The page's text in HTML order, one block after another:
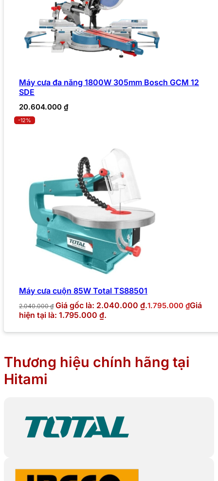
Máy cưa đa năng 1800W 305mm Bosch GCM 12
SDE
20.604.000 ₫
-12%
Máy cưa cuộn 85W Total TS88501
2.040.000₫ Giá gốc là: 2.040.000 ₫.1.795.000 ₫Giá
hiện tại là: 1.795.000 ₫.
Thương hiệu chính hãng tại
Hitami